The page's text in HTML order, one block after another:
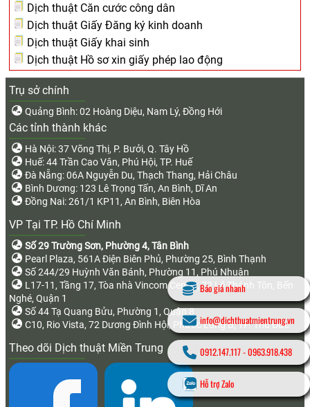
Dịch thuật Căn cước công dân
Dịch thuật Giấy Đăng ký kinh doanh
Dịch thuật Giấy khai sinh
Dịch thuật Hồ sơ xin giấy phép lao động
Trụ sở chính
Quảng Bình: 02 Hoàng Diệu, Nam Lý, Đồng Hới
Các tỉnh thành khác
Hà Nội: 37 Võng Thị, P. Bưởi, Q. Tây Hồ
Huế: 44 Trần Cao Vân, Phú Hội, TP. Huế
Đà Nẵng: 06A Nguyễn Du, Thạch Thang, Hải Châu
Bình Dương: 123 Lê Trọng Tấn, An Bình, Dĩ An
Đồng Nai: 261/1 KP11, An Bình, Biên Hòa
VP Tại TP. Hồ Chí Minh
Số 29 Trường Sơn, Phường 4, Tân Bình
Pearl Plaza, 561A Điện Biên Phủ, Phường 25, Bình Thạnh
Số 244/29 Huỳnh Văn Bánh, Phường 11, Phú Nhuận
L17-11, Tầng 17, Tòa nhà Vincom Center, 72 Lê Thánh Tôn, Bến
Nghé, Quận 1
Số 44 Tạ Quang Bửu, Phường 1, Quận 8
C10, Rio Vista, 72 Dương Đình Hội, Phước Long B, TP. Thủ Đức
Theo dõi Dịch thuật Miền Trung
Báo giá nhanh
info@dichthuatmientrung.vn
0912.147.117-0963.918.438
Hỗ trợ Zalo